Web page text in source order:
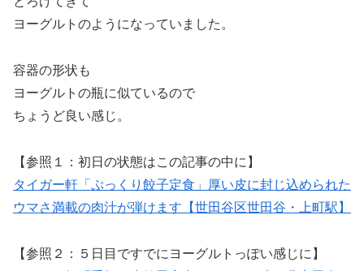
ヨーグルトのようになっていました。
容器の形状も
ヨーグルトの瓶に似ているので
ちょうど良い感じ。
【参照１：初日の状態はこの記事の中に】
タイガー軒「ぷっくり餃子定食」厚い皮に封じ込められた
ウマさ満載の肉汁が弾けます【世田谷区世田谷・上町駅】
【参照２：５日目ですでにヨーグルトっぽい感じに】